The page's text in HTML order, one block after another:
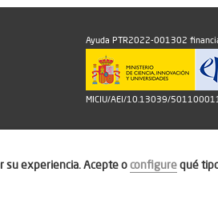
Ayuda PTR2022-001302
MICIU/AEI/10.13039/
su experiencia. Acepte oconfigurequé